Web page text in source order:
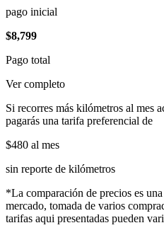
pago inicial
$8,799
Pago total
Ver completo
Si recorres más kilómetros al mes
pagarás una tarifa preferencial de
$480 al mes
sin reporte de kilómetros
*La comparación de precios es
mercado, tomada de varios
tarifas aqui presentadas pueden